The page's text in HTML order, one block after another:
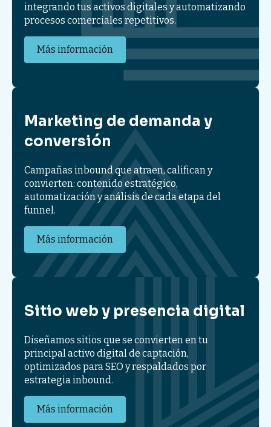
integrando tus activos digitales y automatizando
procesos comerciales repetitivos.
Más información
Marketing de demanda y
conversión
Campañas inbound que atraen, califican y
convierten: contenido estratégico,
automatización y análisis de cada etapa del
funnel.
Más información
Sitio web y presencia digital
Diseñamos sitios que se convierten en tu
principal activo digital de captación,
optimizados para SEO y respaldados por
estrategia inbound.
Más información